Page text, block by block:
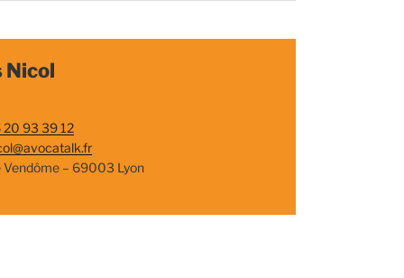
Nicol
93 39 12
Vendôme – 69003 Lyon